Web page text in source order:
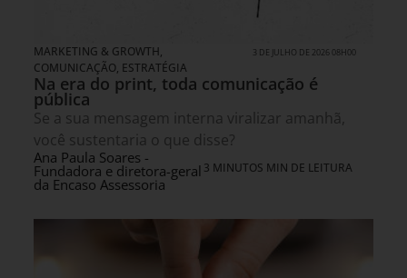
MARKETING & GROWTH,
COMUNICAÇÃO, ESTRATÉGIA
3 DE JULHO DE 2026 08H00
Na era do print, toda comunicação é
pública
Se a sua mensagem interna viralizar amanhã,
você sustentaria o que disse?
Ana Paula Soares -
Fundadora e diretora-geral
da Encaso Assessoria
3 MINUTOS MIN DE LEITURA